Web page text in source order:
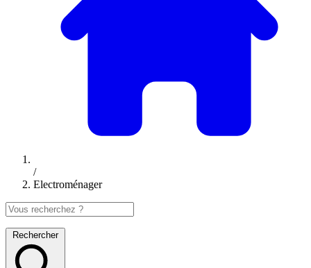
/
Electroménager
Rechercher